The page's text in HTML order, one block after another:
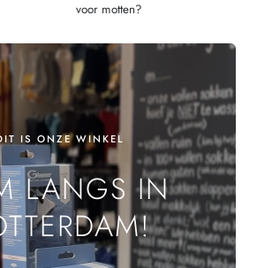
voor motten?
IS ONZE WINKEL
LANGS IN